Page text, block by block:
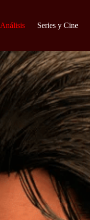
Análisis Series y Cine